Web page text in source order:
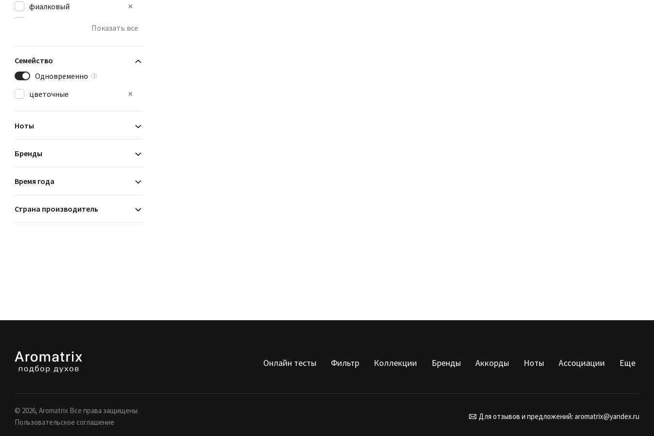
фиалковый
Показать все
Семейство
Одновременно
?
цветочные
Ноты
Бренды
Время года
Страна производитель
Онлайн тесты Фильтр Коллекции Бренды Аккорды Ноты Ассоциации Еще
© 2026, Aromatrix Все права защищены
Пользовательское соглашение
Для отзывов и предложений: aromatrix@yandex.ru